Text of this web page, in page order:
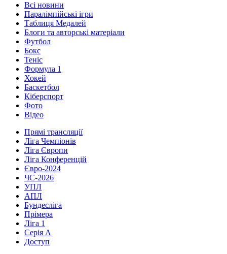
Всі новини
Паралімпійські ігри
Таблиця Медалей
Блоги та авторські матеріали
Футбол
Бокс
Теніс
Формула 1
Хокей
Баскетбол
Кіберспорт
Фото
Відео
Прямі трансляції
Ліга Чемпіонів
Ліга Європи
Ліга Конференцій
Євро-2024
ЧС-2026
УПЛ
АПЛ
Бундесліга
Прімера
Ліга 1
Серія А
Доступ